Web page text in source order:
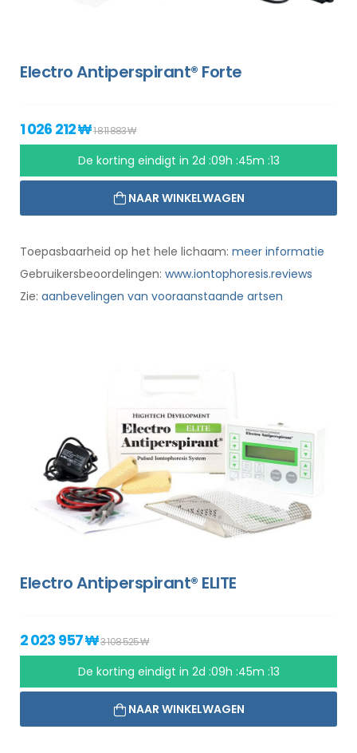
Electro Antiperspirant® Forte
1 026 212 ₩1 811 883 ₩
De korting eindigt in 2d :09h :45m :13
NAAR WINKELWAGEN
Toepasbaarheid op het hele lichaam: meer informatie
Gebruikersbeoordelingen: www.iontophoresis.reviews
Zie: aanbevelingen van vooraanstaande artsen
Electro Antiperspirant® ELITE
2 023 957 ₩3 108 525 ₩
De korting eindigt in 2d :09h :45m :13
NAAR WINKELWAGEN